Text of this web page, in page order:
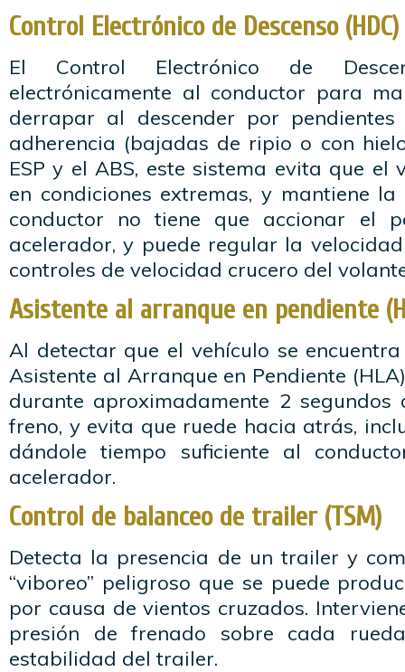
Control Electrónico de Descenso (HDC)
El Control Electrónico de
electrónicamente al conductor para
derrapar al descender por
adherencia (bajadas de ripio o con
ESP y el ABS, este sistema evita que el
en condiciones extremas, y mantiene
conductor no tiene que accionar el
acelerador, y puede regular la
controles de velocidad crucero del
Asistente al arranque en pendiente
Al detectar que el vehículo se
Asistente al Arranque en Pendiente
durante aproximadamente 2
freno, y evita que ruede hacia atrás,
dándole tiempo suficiente al
acelerador.
Control de balanceo de trailer (TSM)
Detecta la presencia de un trailer y
“viboreo” peligroso que se puede
por causa de vientos cruzados.
presión de frenado sobre cada
estabilidad del trailer.